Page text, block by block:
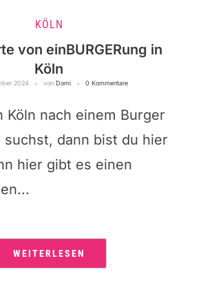
KÖLN
von einBURGERung in
Köln
2024 von Domi 0 Kommentare
Köln nach einem Burger
suchst, dann bist du hier
hier gibt es einen
WEITERLESEN